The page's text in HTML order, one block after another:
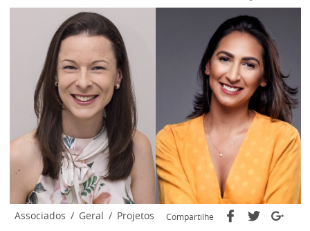
Associados / Geral / Projetos Compartilhe